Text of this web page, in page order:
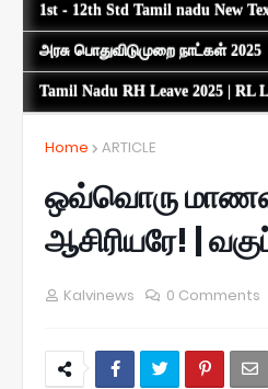
1st - 12th Std Tamil nadu New
அரசு பொதுவிடுமுறை நாட்கள் 2025
Tamil Nadu RH Leave 2025 | RL
Home ARTICLE
ஒவ்வொரு
ஆசிரியரே! |
Kalvinews 0 Comments